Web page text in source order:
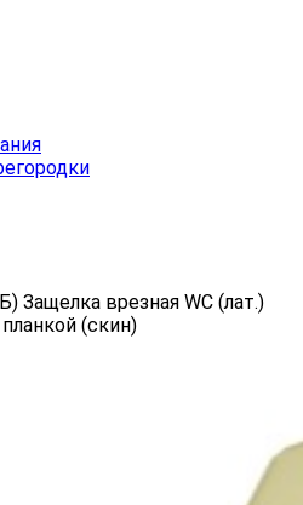
Защелка врезная WC (лат.)
(скин)